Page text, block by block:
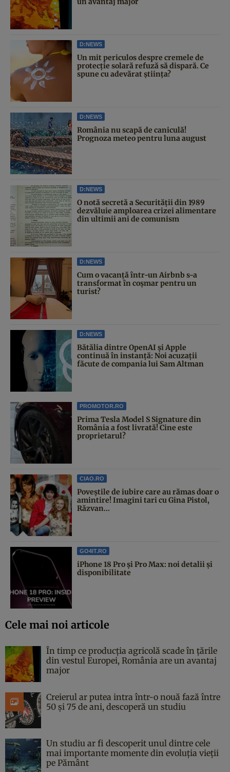
D:NEWS
Un mit periculos despre cremele de
protecție solară refuză să dispară. Ce
spune cu adevărat știința?
D:NEWS
România nu scapă de caniculă!
Prognoza meteo pentru luna august
D:NEWS
O notă secretă a Securității din 1989
dezvăluie amploarea crizei alimentare
din ultimii ani de comunism
D:NEWS
Cum o vacanță într-un Airbnb s-a
transformat în coșmar pentru un
turist?
D:NEWS
Bătălia dintre OpenAI și Apple
continuă în instanță: Noi acuzații
făcute de compania lui Sam Altman
PROMOTOR.RO
Prima Tesla Model S Signature din
România a fost livrată! Cine este
proprietarul?
CIAO.RO
Poveştile de iubire care au rămas doar o
amintire! Imagini tari cu Gina Pistol,
Răzvan...
GO4IT.RO
iPhone 18 Pro și Pro Max: noi detalii și
disponibilitate
Cele mai noi articole
În timp ce producția agricolă scade în țările
din vestul Europei, România are un avantaj
major
Creierul ar putea intra într-o nouă fază între
50 și 75 de ani, descoperă un studiu
Un studiu ar fi descoperit unul dintre cele
mai importante momente din evoluția vieții
pe Pământ